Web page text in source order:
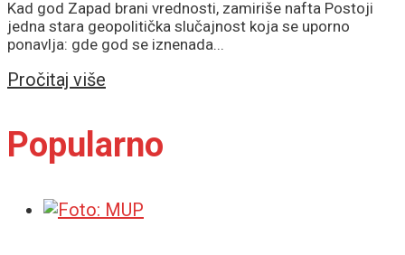
Kad god Zapad brani vrednosti, zamiriše nafta Postoji
jedna stara geopolitička slučajnost koja se uporno
ponavlja: gde god se iznenada...
Pročitaj više
Popularno